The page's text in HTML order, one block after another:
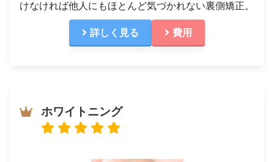
けなければ他人にもほとんど気づかれない裏側矯正。
詳しく見る 費用
ホワイトニング